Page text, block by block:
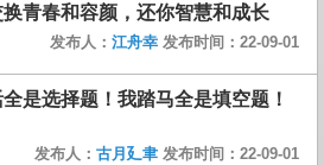
青春和容颜，还你智慧和成长
发布人： 江舟幸 发布时间：22-09-01
是选择题！我踏马全是填空题！
发布人： 古月廴聿 发布时间：22-09-01